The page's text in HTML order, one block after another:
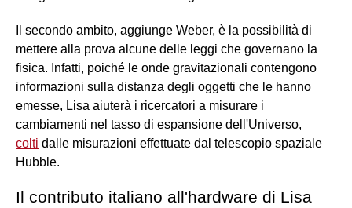
Il secondo ambito, aggiunge Weber, è la possibilità di
mettere alla prova alcune delle leggi che governano la
fisica. Infatti, poiché le onde gravitazionali contengono
informazioni sulla distanza degli oggetti che le hanno
emesse, Lisa aiuterà i ricercatori a misurare i
cambiamenti nel tasso di espansione dell'Universo,
colti dalle misurazioni effettuate dal telescopio spaziale
Hubble.
Il contributo italiano all'hardware di Lisa